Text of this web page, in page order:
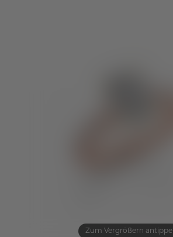
Zum Vergrößern